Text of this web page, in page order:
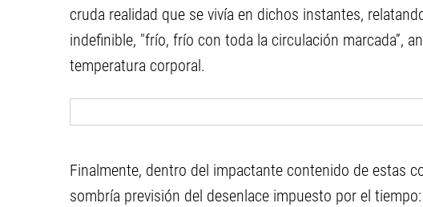
cruda realidad que se vivía en dichos instantes,
indefinible, "frío, frío con toda la circulación marcada”,
temperatura corporal.
Finalmente, dentro del impactante contenido de estas
sombría previsión del desenlace impuesto por el